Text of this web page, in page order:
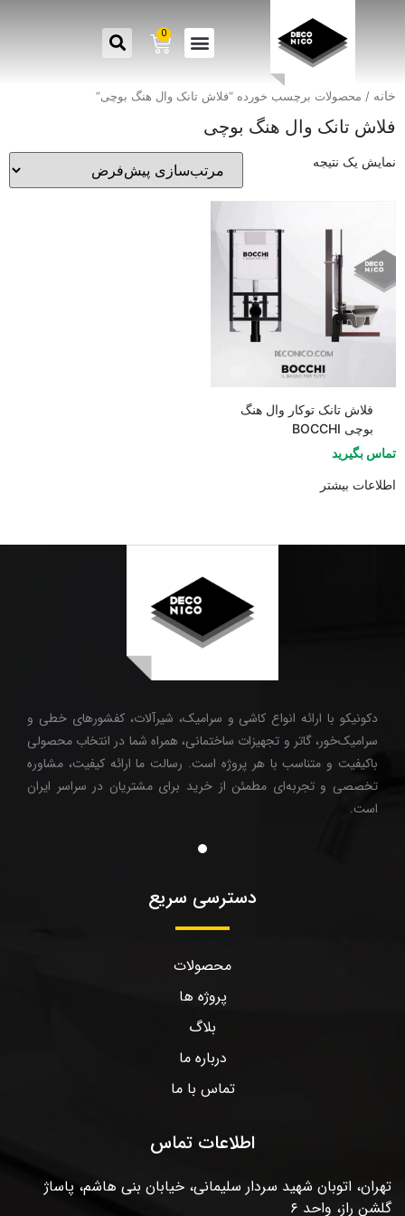
0
خانه / محصولات برچسب خورده “فلاش تانک وال هنگ بوچی”
فلاش تانک وال هنگ بوچی
نمایش یک نتیجه
فلاش تانک توکار وال هنگ
بوچی BOCCHI
تماس بگیرید
اطلاعات بیشتر
دکونیکو با ارائه انواع کاشی و سرامیک، شیرآلات، کفشورهای خطی و
سرامیک‌خور، گاتر و تجهیزات ساختمانی، همراه شما در انتخاب محصولی
باکیفیت و متناسب با هر پروژه است. رسالت ما ارائه کیفیت، مشاوره
تخصصی و تجربه‌ای مطمئن از خرید برای مشتریان در سراسر ایران
است.
دسترسی سریع
محصولات
پروژه ها
بلاگ
درباره ما
تماس با ما
اطلاعات تماس
تهران، اتوبان شهید سردار سلیمانی، خیابان بنی هاشم، پاساژ
گلشن راز، واحد ۶